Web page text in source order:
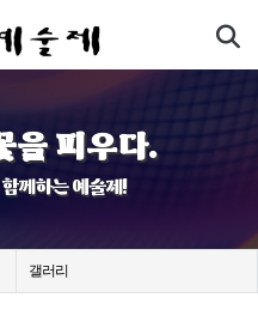
을 피우다.
께하는 예술제!
갤러리